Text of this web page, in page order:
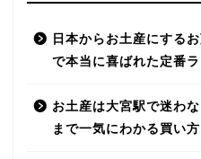
日本からお土産にする
で本当に喜ばれた定番
お土産は大宮駅で迷わ
まで一気にわかる買い